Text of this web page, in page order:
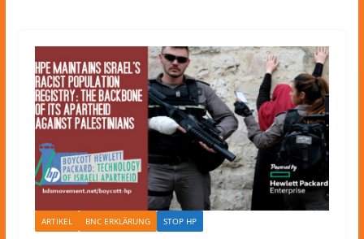
ARTIKEL BNC ERKLÄRUNG STOP HP